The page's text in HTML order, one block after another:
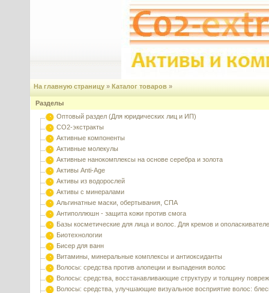
На главную страницу » Каталог товаров »
Разделы
Оптовый раздел (Для юридических лиц и ИП)
CO2-экстракты
Активные компоненты
Активные молекулы
Активные нанокомплексы на основе серебра и золота
Активы Anti-Age
Активы из водорослей
Активы с минералами
Альгинатные маски, обертывания, СПА
Антиполлюшн - защита кожи против смога
Базы косметические для лица и волос. Для кремов и
Биотехнологии
Бисер для ванн
Витамины, минеральные комплексы и антиоксиданты
Волосы: средства против алопеции и выпадения волос
Волосы: средства, восстанавливающие структуру и толщину
Волосы: средства, улучшающие визуальное восприятие волос: